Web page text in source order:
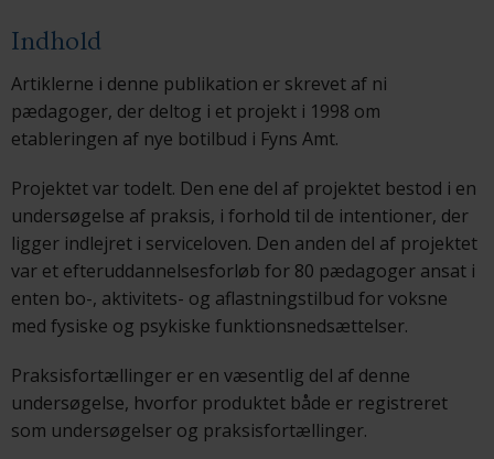
Indhold
Artiklerne i denne publikation er skrevet af ni
pædagoger, der deltog i et projekt i 1998 om
etableringen af nye botilbud i Fyns Amt.
Projektet var todelt. Den ene del af projektet bestod i en
undersøgelse af praksis, i forhold til de intentioner, der
ligger indlejret i serviceloven. Den anden del af projektet
var et efteruddannelsesforløb for 80 pædagoger ansat i
enten bo-, aktivitets- og aflastningstilbud for voksne
med fysiske og psykiske funktionsnedsættelser.
Praksisfortællinger er en væsentlig del af denne
undersøgelse, hvorfor produktet både er registreret
som undersøgelser og praksisfortællinger.